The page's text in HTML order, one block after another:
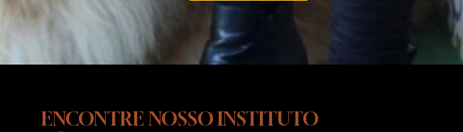
ENCONTRE NOSSO INSTITUTO